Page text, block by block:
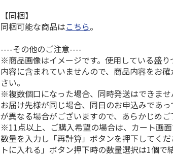
【同梱】
同梱可能な商品はこちら。
----その他のご注意----
※商品画像はイメージです。使用している盛
内容に含まれていませんので、商品内容をお
さい。
※複数個口になった場合、同時発送はできま
お届け先様が同じ場合、同日のお申込みであ
が異なる場合がございますので、あらかじめご
※11点以上、ご購入希望の場合は、カート画
数量を入力し「再計算」ボタンを押下してく
トに入れる」ボタン押下時の数量選択は1個で